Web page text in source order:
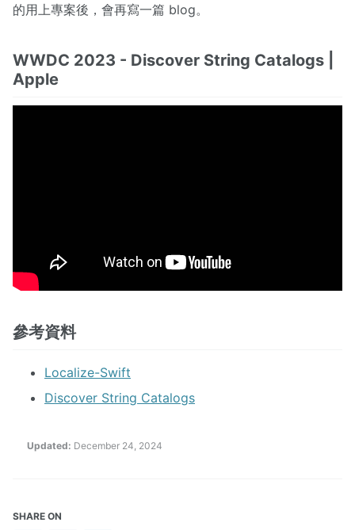
的用上專案後，會再寫一篇 blog。
WWDC 2023 - Discover String Catalogs |
Apple
參考資料
Localize-Swift
Discover String Catalogs
Updated: December 24, 2024
SHARE ON